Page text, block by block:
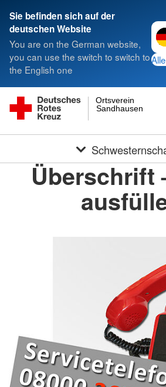
Sie befinden sich auf der
deutschen Website
You are on the German website,
you can use the switch to switch to
the English one
Sandhausen
Ortsverein
Überschrift